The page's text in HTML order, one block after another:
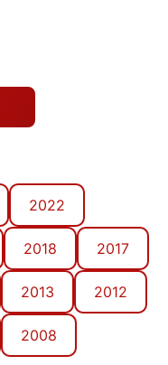
2022
2018 2017
2013 2012
2008